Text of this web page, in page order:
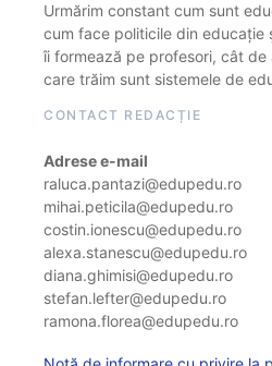
Urmărim constant cum sunt
cum face politicile din educație
îi formează pe profesori, cât de
care trăim sunt sistemele de
CONTACT REDACȚIE
Adrese e-mail
raluca.pantazi@edupedu.ro
mihai.peticila@edupedu.ro
costin.ionescu@edupedu.ro
alexa.stanescu@edupedu.ro
diana.ghimisi@edupedu.ro
stefan.lefter@edupedu.ro
ramona.florea@edupedu.ro